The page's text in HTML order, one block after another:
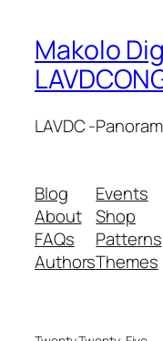
Makolo
LAVDC -
Blog
About
FAQs
Authors
Events
Shop
Patterns
Themes